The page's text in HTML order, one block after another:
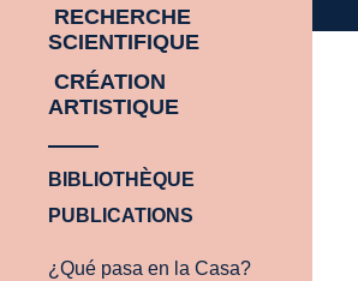
RECHERCHE
SCIENTIFIQUE
CRÉATION
ARTISTIQUE
BIBLIOTHÈQUE
PUBLICATIONS
¿Qué pasa en la Casa?